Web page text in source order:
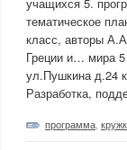
тематическое
класс, авторы
Греции и… мира
ул.Пушкина
Разработка,
программа